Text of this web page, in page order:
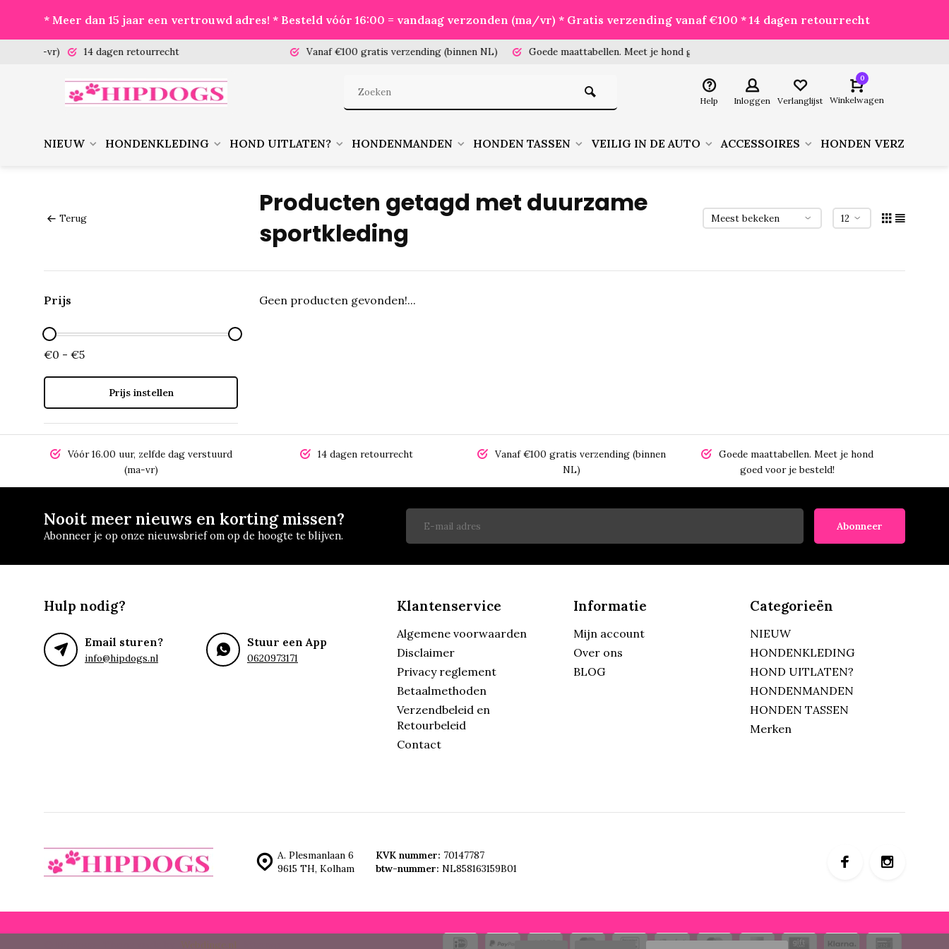
* Meer dan 15 jaar een vertrouwd adres! * Besteld vóór 16:00 = vandaag verzonden (ma/vr) * Gratis verzending vanaf €100 * 14 dagen retourrecht
14 dagen retourrecht Vanaf €100 gratis verzending (binnen NL) Goede maattabellen.Meet je hond goed voor je besteld!
Help Inloggen Verlanglijst
0
Winkelwagen
NIEUW HONDENKLEDING HOND UITLATEN? HONDENMANDEN HONDEN TASSEN VEILIG IN DE AUTO ACCESSOIRES HONDEN
Terug
Producten getagd met duurzame
sportkleding
Prijs
€0 - €5
Prijs instellen
Geen producten gevonden!...
Vóór 16.00 uur, zelfde dag verstuurd
(ma-vr)
14 dagen retourrecht
Vanaf €100 gratis verzending (binnen
NL)
Goede maattabellen. Meet je hond
goed voor je besteld!
Nooit meer nieuws en korting missen?
Abonneer je op onze nieuwsbrief om op de hoogte te blijven.
Abonneer
Hulp nodig?
Email sturen?
info@hipdogs.nl
Stuur een App
0620973171
Klantenservice
Algemene voorwaarden
Disclaimer
Privacy reglement
Betaalmethoden
Verzendbeleid en
Retourbeleid
Contact
Informatie
Mijn account
Over ons
BLOG
Categorieën
NIEUW
HONDENKLEDING
HOND UITLATEN?
HONDENMANDEN
HONDEN TASSEN
Merken
A. Plesmanlaan 6
9615 TH, Kolham
KVK nummer: 70147787
btw-nummer: NL858163159B01